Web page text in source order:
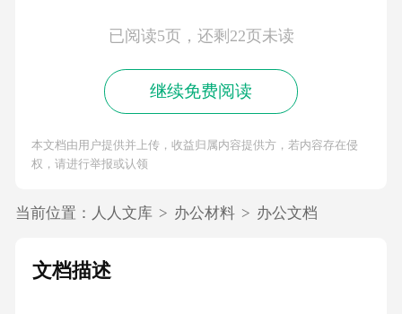
已阅读5页，还剩22页未读
继续免费阅读
本文档由用户提供并上传，收益归属内容提供方，若内容存在侵
权，请进行举报或认领
当前位置： 人人文库 > 办公材料 > 办公文档
文档描述